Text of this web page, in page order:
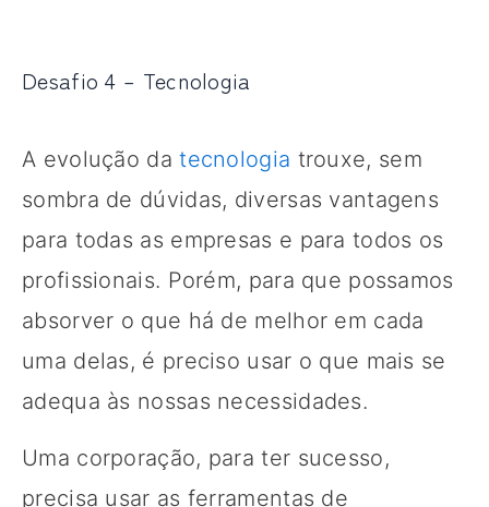
Desafio 4 – Tecnologia
A evolução datecnologia trouxe, sem
sombra de dúvidas, diversas vantagens
para todas as empresas e para todos os
profissionais. Porém, para que possamos
absorver o que há de melhor em cada
uma delas, é preciso usar o que mais se
adequa às nossas necessidades.
Uma corporação, para ter sucesso,
precisa usar as ferramentas de